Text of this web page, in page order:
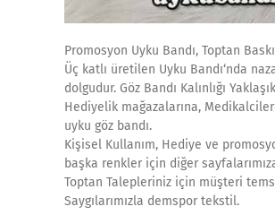
Promosyon Uyku Bandı, Toptan
Üç katlı üretilen Uyku Bandı‘nda
dolgudur. Göz Bandı Kalınlığı
Hediyelik mağazalarına,
uyku göz bandı.
Kişisel Kullanım, Hediye ve
başka renkler için diğer
Toptan Talepleriniz için müşteri
Saygılarımızla demspor tekstil.